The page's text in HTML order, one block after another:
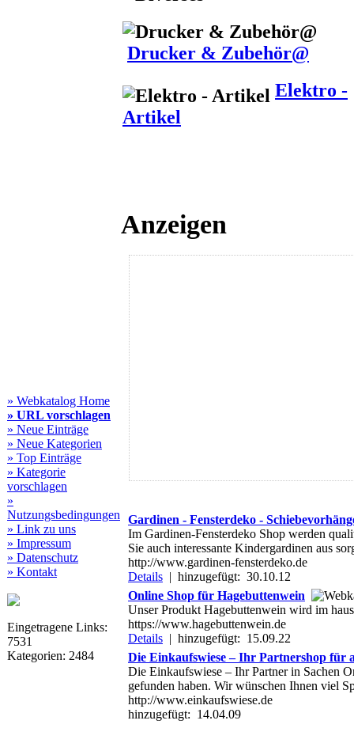
» Webkatalog Home
» URL vorschlagen
» Neue Einträge
» Neue Kategorien
» Top Einträge
» Kategorie
vorschlagen
»
Nutzungsbedingungen
» Link zu uns
» Impressum
» Datenschutz
» Kontakt
Eingetragene Links:
7531
Kategorien: 2484
Drucker & Zubehör@
Elektro -
Artikel
Anzeigen
Gardinen - Fensterdeko -
Im Gardinen-Fensterdeko Shop werden
Sie auch interessante Kindergardinen aus
http://www.gardinen-fensterdeko.de
Details | hinzugefügt: 30.10.12
Online Shop für Hagebuttenwein
Unser Produkt Hagebuttenwein wird im
https://www.hagebuttenwein.de
Details | hinzugefügt: 15.09.22
Die Einkaufswiese – Ihr Partnershop für
Die Einkaufswiese – Ihr Partner in Sachen
gefunden haben. Wir wünschen Ihnen viel
http://www.einkaufswiese.de
hinzugefügt: 14.04.09